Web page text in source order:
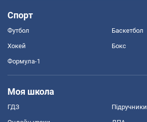
Спорт
Футбол Баскетбол
Хокей Бокс
Формула-1
Моя школа
ГДЗ Підручники